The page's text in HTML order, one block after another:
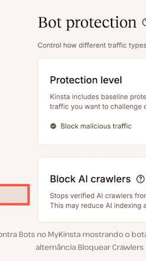
Bots no MyKinsta mostrando o
alternância Bloquear Crawlers